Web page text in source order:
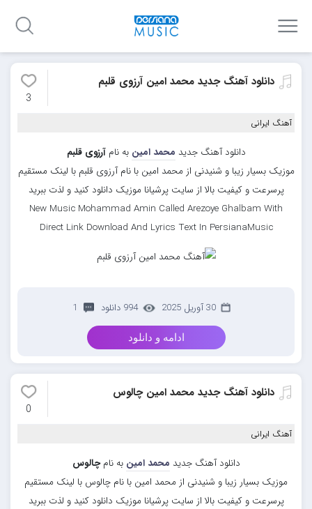
دانلود آهنگ جدید محمد امین آرزوی قلبم
3
آهنگ ایرانی
دانلود آهنگ جدید محمد امین به نامآرزوی قلبم
موزیک بسیار زیبا و شنیدنی از محمد امین با نام آرزوی قلبم با لینک مستقیم
پرسرعت و کیفیت بالا از سایت پرشیانا موزیک دانلود کنید و لذت ببرید
New Music Mohammad Amin Called Arezoye Ghalbam With
Direct Link Download And Lyrics Text In PersianaMusic
30 آوریل 2025 994 دانلود 1
ادامه و دانلود
دانلود آهنگ جدید محمد امین چالوس
0
آهنگ ایرانی
دانلود آهنگ جدید محمد امین به نامچالوس
موزیک بسیار زیبا و شنیدنی از محمد امین با نام چالوس با لینک مستقیم
پرسرعت و کیفیت بالا از سایت پرشیانا موزیک دانلود کنید و لذت ببرید